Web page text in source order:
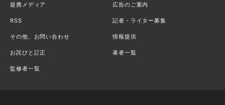
提携メディア 広告のご案内
RSS 記者・ライター募集
その他、お問い合わせ 情報提供
お詫びと訂正 著者一覧
監修者一覧